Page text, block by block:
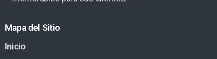
Mapa del Sitio
Inicio